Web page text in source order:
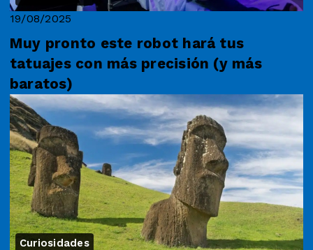
19/08/2025
Muy pronto este robot hará tus
tatuajes con más precisión (y más
baratos)
Curiosidades